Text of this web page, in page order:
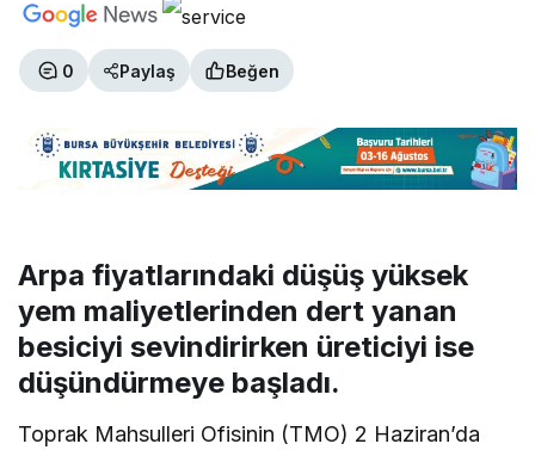
0 Paylaş Beğen
Arpa fiyatlarındaki düşüş yüksek
yem maliyetlerinden dert yanan
besiciyi sevindirirken üreticiyi ise
düşündürmeye başladı.
Toprak Mahsulleri Ofisinin (TMO) 2 Haziran’da